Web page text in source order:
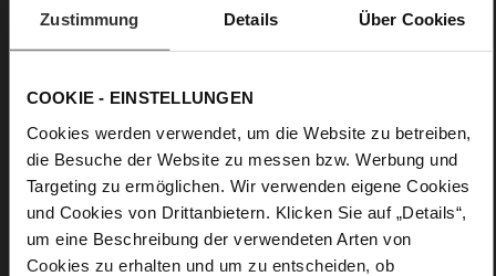
Zustimmung Details Über Cookies
COOKIE - EINSTELLUNGEN
Cookies werden verwendet, um die Website zu betreiben,
die Besuche der Website zu messen bzw. Werbung und
Targeting zu ermöglichen. Wir verwenden eigene Cookies
und Cookies von Drittanbietern. Klicken Sie auf „Details“,
um eine Beschreibung der verwendeten Arten von
Cookies zu erhalten und um zu entscheiden, ob
Schnürung
Nein
flach
sehr softes Ziegenleder mit grober
Narbenprägung
Care